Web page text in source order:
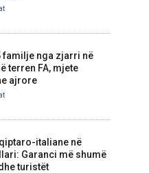
familje nga zjarri në
terren FA, mjete
ajrore
italiane në
Garanci më shumë
turistët